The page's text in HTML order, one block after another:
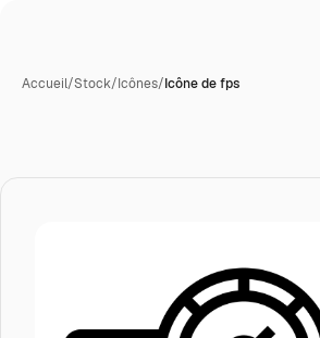
Accueil/Stock/Icônes/Icône de fps